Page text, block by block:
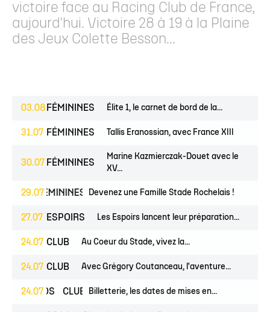
victoire face au Racing Club de France,
aujourd'hui. Victoire 28 à 19 à la Plaine
des Jeux Colette Besson...
03.08 FÉMININES Élite 1, le carnet de bord de la...
31.07 FÉMININES Tallis Eranossian, avec France XIII
30.07 FÉMININES
Marine Kazmierczak-Douet avec le
XV...
29.07
FÉMININES CLUB
Devenez une Famille Stade Rochelais !
27.07 ESPOIRS Les Espoirs lancent leur préparation...
24.07 CLUB Au Coeur du Stade, vivez la...
24.07 CLUB Avec Grégory Coutanceau, l'aventure...
24.07
PROS CLUB Billetterie, les dates de mises en...